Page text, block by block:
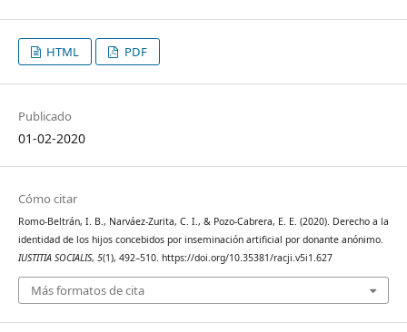
HTML PDF
Publicado
01-02-2020
Cómo citar
Romo-Beltrán, I. B., Narváez-Zurita, C. I., & Pozo-Cabrera, E. E. (2020). Derecho a la
identidad de los hijos concebidos por inseminación artificial por donante anónimo.
IUSTITIA SOCIALIS, 5(1), 492–510. https://doi.org/10.35381/racji.v5i1.627
Más formatos de cita